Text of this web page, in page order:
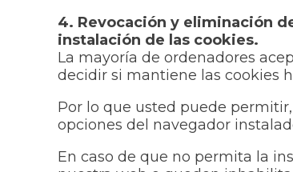
4. Revocación y eliminación
instalación de las cookies.
La mayoría de ordenadores
decidir si mantiene las cookies
Por lo que usted puede
opciones del navegador
En caso de que no permita la